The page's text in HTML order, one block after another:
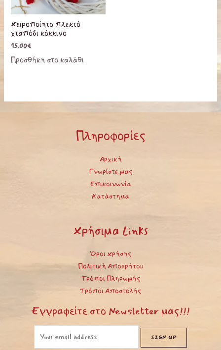
Χειροποίητο πλεκτό
χταπόδι κόκκινο
15.00€
Προσθήκη στο καλάθι
Πληροφορίες
Αρχική
Γνωρίστε μας
Επικοινωνία
Κατάστημα
Χρήσιμα Links
Όροι Χρήσης
Πολιτική Απορρήτου
Τρόποι Πληρωμής
Τρόποι Αποστολής
Εγγραφείτε στο Newsletter μας!!!